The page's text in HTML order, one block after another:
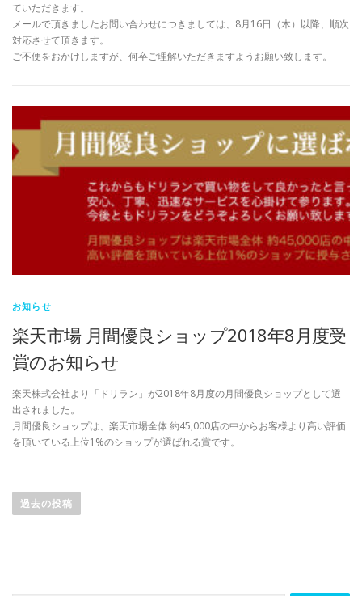
ていただきます。
メールで頂きましたお問い合わせにつきましては、8月16日（木）以降、順次
対応させて頂きます。
ご不便をおかけしますが、何卒ご理解いただきますようお願い致します。
お知らせ
楽天市場 月間優良ショップ2018年8月度受
賞のお知らせ
楽天株式会社より「ドリラン」が2018年8月度の月間優良ショップとして選
出されました。
月間優良ショップは、楽天市場全体 約45,000店の中からお客様より高い評価
を頂いている上位1%のショップが選ばれる賞です。
稿
過去の投稿